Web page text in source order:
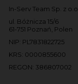
In-Serv Team Sp. z o.o.
ul. Bóżnicza 15/6
61-751 Poznań, Polen
NIP: PL7831822725
KRS: 0000855600
REGON: 386807002